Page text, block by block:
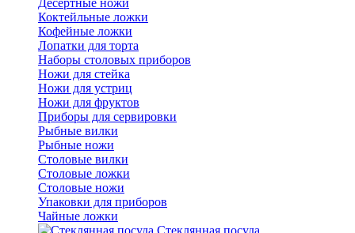
Коктейльные ложки
Кофейные ложки
Лопатки для торта
Наборы столовых приборов
Ножи для стейка
Ножи для устриц
Ножи для фруктов
Приборы для сервировки
Рыбные вилки
Рыбные ножи
Столовые вилки
Столовые ложки
Столовые ножи
Упаковки для приборов
Чайные ложки
Стеклянная посуда